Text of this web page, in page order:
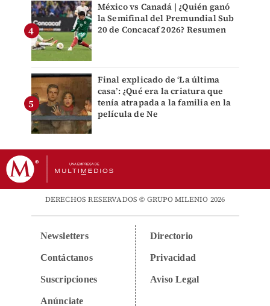
México vs Canadá | ¿Quién ganó
la Semifinal del Premundial Sub
20 de Concacaf 2026? Resumen
Final explicado de ‘La última
casa’: ¿Qué era la criatura que
tenía atrapada a la familia en la
película de Ne
DERECHOS RESERVADOS © GRUPO MILENIO 2026
Newsletters
Contáctanos
Suscripciones
Anúnciate
Directorio
Privacidad
Aviso Legal